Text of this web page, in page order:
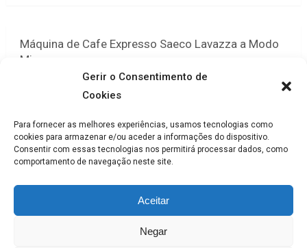
Gerir o Consentimento de
Cookies
Para fornecer as melhores experiências, usamos tecnologias como
cookies para armazenar e/ou aceder a informações do dispositivo.
Consentir com essas tecnologias nos permitirá processar dados, como
comportamento de navegação neste site.
Aceitar
Negar
Máquina de Cafe Expresso Saeco Lavazza a Modo
Mio
Máquina de Café Bosch TASSIMO T65
Máquinas Café Expresso Bosch Tassimo